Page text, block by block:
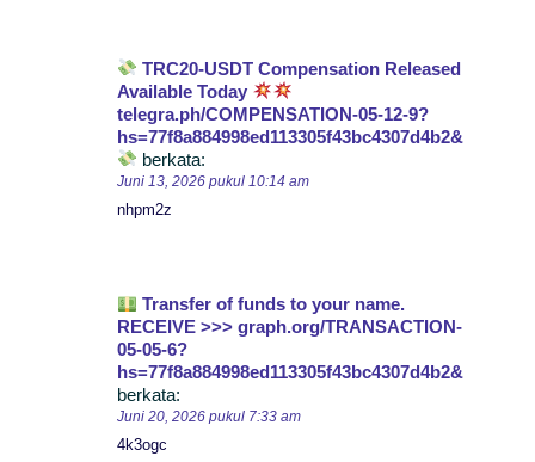
TRC20-USDT Compensation Released
Available Today
telegra.ph/COMPENSATION-05-12-9?
hs=77f8a884998ed113305f43bc4307d4b2&
berkata:
Juni 13, 2026 pukul 10:14 am
nhpm2z
Transfer of funds to your name.
RECEIVE >>> graph.org/TRANSACTION-
05-05-6?
hs=77f8a884998ed113305f43bc4307d4b2&
berkata:
Juni 20, 2026 pukul 7:33 am
4k3ogc